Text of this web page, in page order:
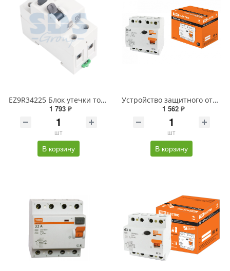
EZ9R34225 Блок утечки тока (УЗО) 2-полюс. 25A 30mA, тип АC EASY 9 Schneider Electric
1 793 ₽
шт
В корзину
Устройство защитного отключения ВД1-63 4Р 25А 10мА TDM
1 562 ₽
шт
В корзину